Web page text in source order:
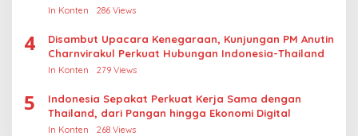
Crypto
In Konten 286 Views
4
Disambut Upacara Kenegaraan, Kunjungan PM Anutin
Charnvirakul Perkuat Hubungan Indonesia-Thailand
In Konten 279 Views
5
Indonesia Sepakat Perkuat Kerja Sama dengan
Thailand, dari Pangan hingga Ekonomi Digital
In Konten 268 Views